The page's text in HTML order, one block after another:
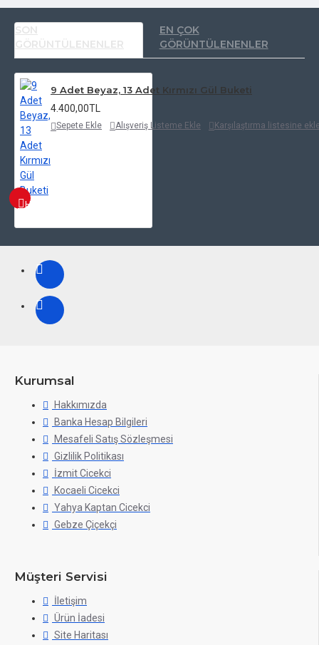
SON
GÖRÜNTÜLENENLER
EN ÇOK
GÖRÜNTÜLENENLER
HIZLI BAK
9 Adet Beyaz, 13 Adet Kırmızı Gül Buketi
4.400,00TL
Sepete Ekle Alışveriş Listeme Ekle Karşılaştırma listesine
Kurumsal
Hakkımızda
Banka Hesap Bilgileri
Mesafeli Satış Sözleşmesi
Gizlilik Politikası
İzmit Cicekci
Kocaeli Cicekci
Yahya Kaptan Cicekci
Gebze Çiçekçi
Müşteri Servisi
İletişim
Ürün İadesi
Site Haritası